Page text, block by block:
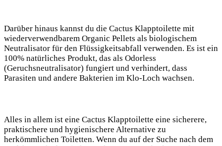
Darüber hinaus kannst du die Cactus Klapptoilette mit
wiederverwendbarem Organic Pellets als biologischem
Neutralisator für den Flüssigkeitsabfall verwenden. Es ist ein
100% natürliches Produkt, das als Odorless
(Geruchsneutralisator) fungiert und verhindert, dass
Parasiten und andere Bakterien im Klo-Loch wachsen.
Alles in allem ist eine Cactus Klapptoilette eine sicherere,
praktischere und hygienischere Alternative zu
herkömmlichen Toiletten. Wenn du auf der Suche nach dem